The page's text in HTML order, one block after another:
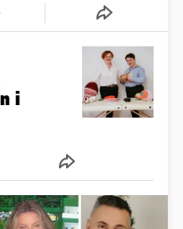
i